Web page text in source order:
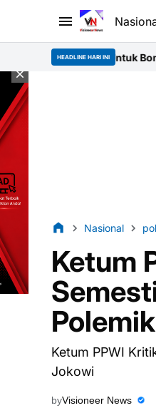
HEADLINE HARI INI
Mania Atas Persebaya
Nasional
Ketum
Ketum PPWI
Jokowi
byVisioneer News